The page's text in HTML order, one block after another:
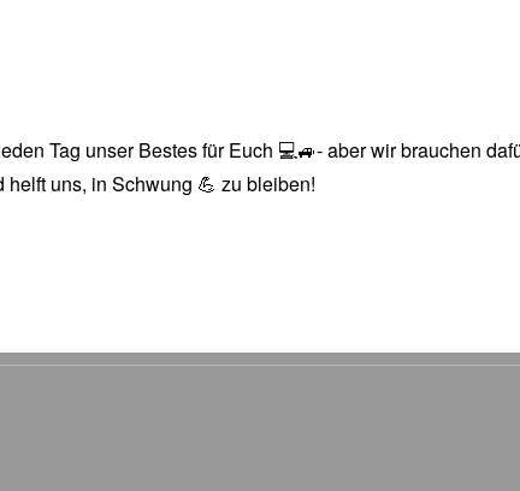
Tag unser Bestes für Euch 💻🚙- aber wir brauchen
uns, in Schwung 💪 zu bleiben!